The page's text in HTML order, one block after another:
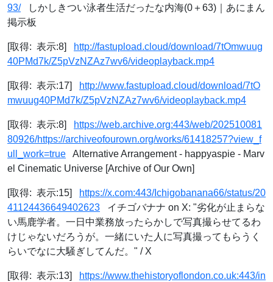
93/しかしきつい泳者生活だったな内海(0＋63)｜あにまん
掲示板
[取得: 表示:8]
http://fastupload.cloud/download/7tOmwuug
40PMd7k/Z5pVzNZAz7wv6/videoplayback.mp4
[取得: 表示:17]
http://www.fastupload.cloud/download/7tO
mwuug40PMd7k/Z5pVzNZAz7wv6/videoplayback.mp4
[取得: 表示:8]
https://web.archive.org:443/web/202510081
80926/https://archiveofourown.org/works/61418257?view_f
ull_work=true Alternative Arrangement - happyaspie - Marv
el Cinematic Universe [Archive of Our Own]
[取得: 表示:15]
https://x.com:443/Ichigobanana66/status/20
41124436649402623 イチゴバナナ on X: "劣化が止まらな
い馬鹿学者。一日中業務放ったらかしで写真撮らせてるわ
けじゃないだろうが。一緒にいた人に写真撮ってもらうく
らいでなに大騒ぎしてんだ。" / X
[取得: 表示:13]
https://www.thehistoryoflondon.co.uk:443/in